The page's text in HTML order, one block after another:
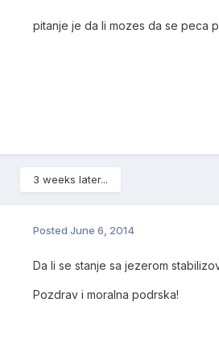
pitanje je da li mozes da se peca
3 weeks later...
Posted June 6, 2014
Da li se stanje sa jezerom
Pozdrav i moralna podrska!